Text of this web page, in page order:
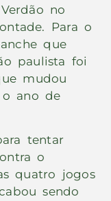
no
Para o
que
paulista foi
mudou
ano de
tentar
o
quatro jogos
sendo